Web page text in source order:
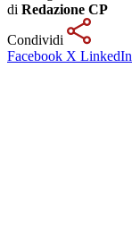
di Redazione CP
Condividi
Facebook X LinkedIn